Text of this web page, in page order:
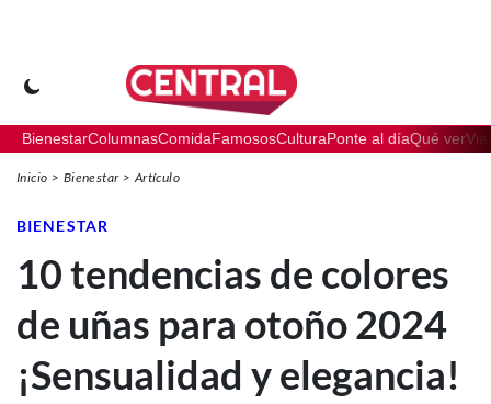
BienestarColumnasComidaFamososCulturaPonte al díaQué ver
Inicio Bienestar Artículo
BIENESTAR
10 tendencias de colores
de uñas para otoño 2024
¡Sensualidad y elegancia!